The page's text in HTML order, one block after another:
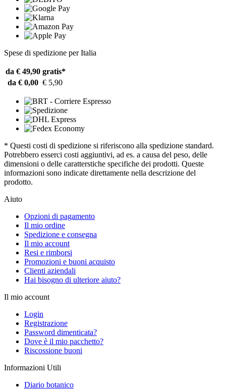
Spese di spedizione per Italia
da € 49,90 gratis*
da € 0,00 € 5,90
* Questi costi di spedizione si riferiscono alla spedizione standard.
Potrebbero esserci costi aggiuntivi, ad es. a causa del peso, delle
dimensioni o delle caratterstiche specifiche dei prodotti. Queste
informazioni sono indicate direttamente nella descrizione del
prodotto.
Aiuto
Opzioni di pagamento
Il mio ordine
Spedizione e consegna
Il mio account
Resi e rimborsi
Promozioni e buoni acquisto
Clienti aziendali
Hai bisogno di ulteriore aiuto?
Il mio account
Login
Registrazione
Password dimenticata?
Dove è il mio pacchetto?
Riscossione buoni
Informazioni Utili
Diario botanico